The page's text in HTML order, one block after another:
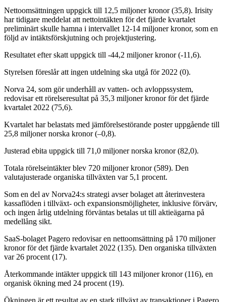
Nettoomsättningen uppgick till 12,5 miljoner kronor (35,8). Irisity
har tidigare meddelat att nettointäkten för det fjärde kvartalet
preliminärt skulle hamna i intervallet 12-14 miljoner kronor, som en
följd av intäktsförskjutning och projektjustering.
Resultatet efter skatt uppgick till -44,2 miljoner kronor (-11,6).
Styrelsen föreslår att ingen utdelning ska utgå för 2022 (0).
Norva 24, som gör underhåll av vatten- och avloppssystem,
redovisar ett rörelseresultat på 35,3 miljoner kronor för det fjärde
kvartalet 2022 (75,6).
Kvartalet har belastats med jämförelsestörande poster uppgående till
25,8 miljoner norska kronor (–0,8).
Justerad ebita uppgick till 71,0 miljoner norska kronor (82,0).
Totala rörelseintäkter blev 720 miljoner kronor (589). Den
valutajusterade organiska tillväxten var 5,1 procent.
Som en del av Norva24:s strategi avser bolaget att återinvestera
kassaflöden i tillväxt- och expansionsmöjligheter, inklusive förvärv,
och ingen årlig utdelning förväntas betalas ut till aktieägarna på
medellång sikt.
SaaS-bolaget Pagero redovisar en nettoomsättning på 170 miljoner
kronor för det fjärde kvartalet 2022 (135). Den organiska tillväxten
var 26 procent (17).
Återkommande intäkter uppgick till 143 miljoner kronor (116), en
organisk ökning med 24 procent (19).